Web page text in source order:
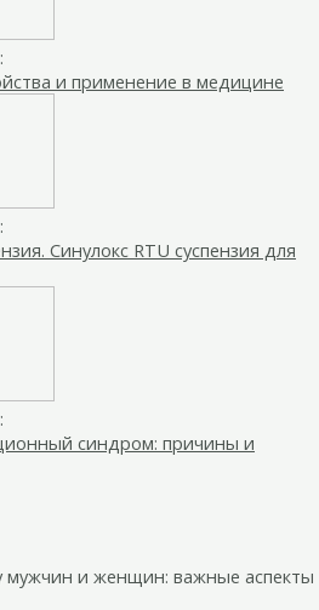
и применение в медицине
Синулокс RTU суспензия для
синдром: причины и